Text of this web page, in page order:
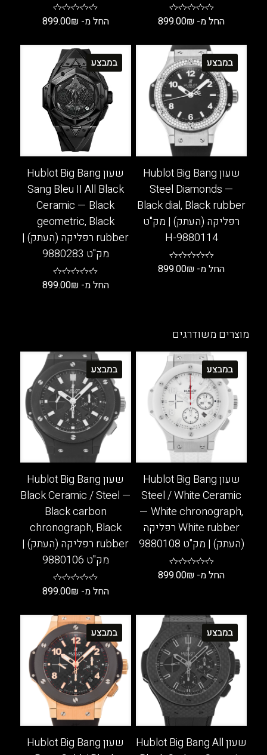
החל מ- 899.00₪
זה
יש
מספר
סוגים.
ניתן
לבחור
את
האפשרויות
בעמוד
המוצר
החל מ- 899.00₪
זה
יש
מספר
סוגים.
ניתן
לבחור
את
האפשרויות
בעמוד
המוצר
במבצע
שעון Hublot Big Bang
Steel Diamonds —
Black dial, Black rubber
רפליקה (העתק) | מק"ט
9880114-H
החל מ- 899.00₪
מספר
ניתן
לבחור
את
האפשרויות
בעמוד
המוצר
במבצע
שעון Hublot Big Bang
Sang Bleu II All Black
Ceramic — Black
geometric, Black
rubber רפליקה (העתק) |
מק"ט 9880283
החל מ- 899.00₪
סוגים.
ניתן
לבחור
את
האפשרויות
בעמוד
המוצר
מוצרים משודרגים
במבצע
שעון Hublot Big Bang
Steel / White Ceramic
— White chronograph,
White rubber רפליקה
(העתק) | מק"ט 9880108
החל מ- 899.00₪
יש
מספר
סוגים.
ניתן
לבחור
את
האפשרויות
בעמוד
המוצר
במבצע
שעון Hublot Big Bang
Black Ceramic / Steel —
Black carbon
chronograph, Black
rubber רפליקה (העתק) |
מק"ט 9880106
החל מ- 899.00₪
זה
יש
מספר
סוגים.
ניתן
לבחור
את
האפשרויות
בעמוד
במבצע
שעון Hublot Big Bang All
במבצע
שעון Hublot Big Bang